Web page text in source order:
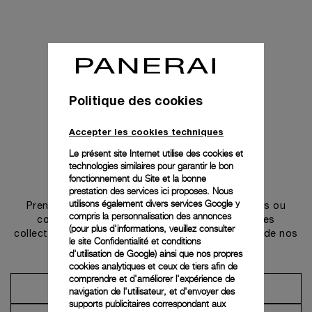
Prendre contact
Prenez rendez-vous dans l’une de nos boutiques ou
contactez notre conciergerie pour découvrir les
collections et bénéficier des conseils ou services de nos
ambassadeurs.
Prendre un rendez-vous
Politique des cookies
Accepter les cookies techniques
Le présent site Internet utilise des cookies et
technologies similaires pour garantir le bon
fonctionnement du Site et la bonne
prestation des services ici proposes. Nous
utilisons également divers services Google y
compris la personnalisation des annonces
(pour plus d'informations, veuillez consulter
le site Confidentialité et conditions
d'utilisation de Google) ainsi que nos propres
cookies analytiques et ceux de tiers afin de
comprendre et d'améliorer l'expérience de
navigation de l'utilisateur, et d'envoyer des
supports publicitaires correspondant aux